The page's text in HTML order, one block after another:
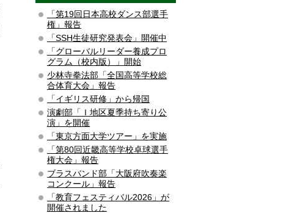
「第19回日本高校ダンス部選手
権」報告
「SSH生徒研究発表会」開催中
「グローバルリーダー養成プロ
グラム（校内版）」開始
少林寺拳法部「全国高等学校総
合体育大会」報告
「イギリス研修」から帰国
演劇部「Ｉ地区夏季持ち寄り公
演」を開催
「東京方面大学ツアー」を実施
「第80回近畿高等学校卓球選手
権大会」報告
ブラスバンド部「大阪府吹奏楽
コンクール」報告
「教育フェスティバル2026」が
開催されました